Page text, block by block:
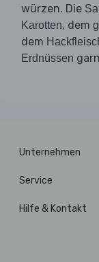
würzen. Die
Karotten, dem
dem
Erdnüssen
Unternehmen
Service
Hilfe & Kontakt